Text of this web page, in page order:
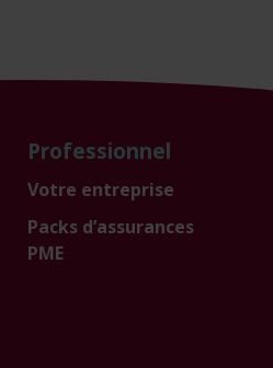
Professionnel
Votre entreprise
Packs d’assurances
PME